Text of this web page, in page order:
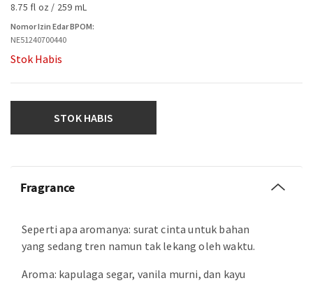
8.75 fl oz / 259 mL
Nomor Izin Edar BPOM:
NE51240700440
Stok Habis
STOK HABIS
Fragrance
Seperti apa aromanya: surat cinta untuk bahan
yang sedang tren namun tak lekang oleh waktu.
Aroma: kapulaga segar, vanila murni, dan kayu